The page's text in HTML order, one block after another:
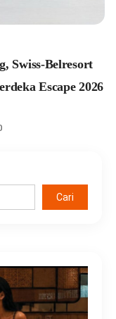
Swiss-Belresort
Escape 2026
Cari